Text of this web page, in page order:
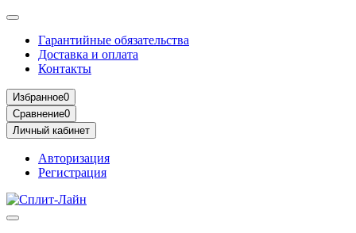
Гарантийные обязательства
Доставка и оплата
Контакты
Избранное0
Сравнение0
Личный кабинет
Авторизация
Регистрация